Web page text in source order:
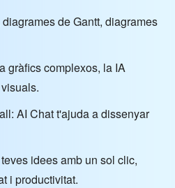
de Gantt, diagrames
gràfics complexos, la IA
AI Chat t'ajuda a dissenyar
idees amb un sol clic,
i productivitat.